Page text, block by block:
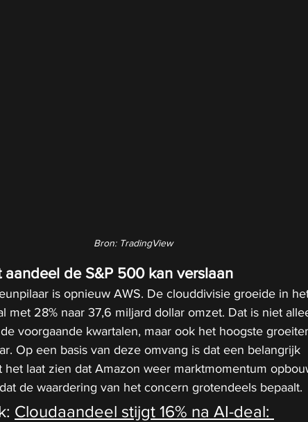
Bron: TradingView
aandeel de S&P 500 kan verslaan
is opnieuw AWS. De clouddivisie groeide in
met 28% naar 37,6 miljard dollar omzet. Dat is niet
voorgaande kwartalen, maar ook het hoogste
Op een basis van deze omvang is dat een belangrijk
het laat zien dat Amazon weer marktmomentum
de waardering van het concern grotendeels bepaalt.
Cloudaandeel stijgt 16% na AI-deal: